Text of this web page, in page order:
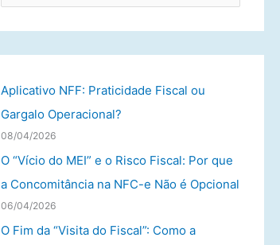
i
s
r
p
Aplicativo NFF: Praticidade Fiscal ou
Gargalo Operacional?
08/04/2026
O “Vício do MEI” e o Risco Fiscal: Por que
a Concomitância na NFC-e Não é Opcional
06/04/2026
O Fim da “Visita do Fiscal”: Como a